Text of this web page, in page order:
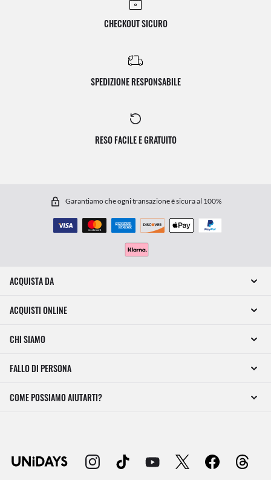
CHECKOUT SICURO
SPEDIZIONE RESPONSABILE
RESO FACILE E GRATUITO
Garantiamo che ogni transazione è sicura al 100%
ACQUISTA DA
ACQUISTI ONLINE
CHI SIAMO
FALLO DI PERSONA
COME POSSIAMO AIUTARTI?